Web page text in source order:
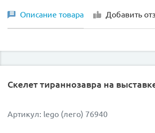
Описание товара Добавить
Скелет тираннозавра на
Артикул: lego (лего) 76940